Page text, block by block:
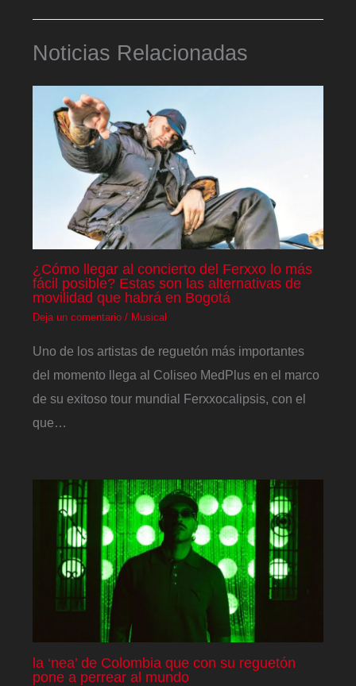
Noticias Relacionadas
¿Cómo llegar al concierto del Ferxxo lo más
fácil posible? Estas son las alternativas de
movilidad que habrá en Bogotá
Deja un comentario / Musical
Uno de los artistas de reguetón más importantes
del momento llega al Coliseo MedPlus en el marco
de su exitoso tour mundial Ferxxocalipsis, con el
que…
la ‘nea’ de Colombia que con su reguetón
pone a perrear al mundo